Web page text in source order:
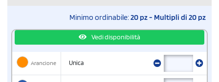
Minimo ordinabile:20 pz - Multipli di 20 pz
Vedi disponibilità
Arancione Unica